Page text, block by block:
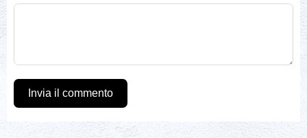
Invia il commento